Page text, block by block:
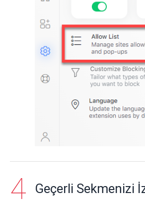
Geçerli Sekmenizi